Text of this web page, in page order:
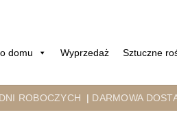
domu Wyprzedaż Sztuczne
ROBOCZYCH | DARMOWA